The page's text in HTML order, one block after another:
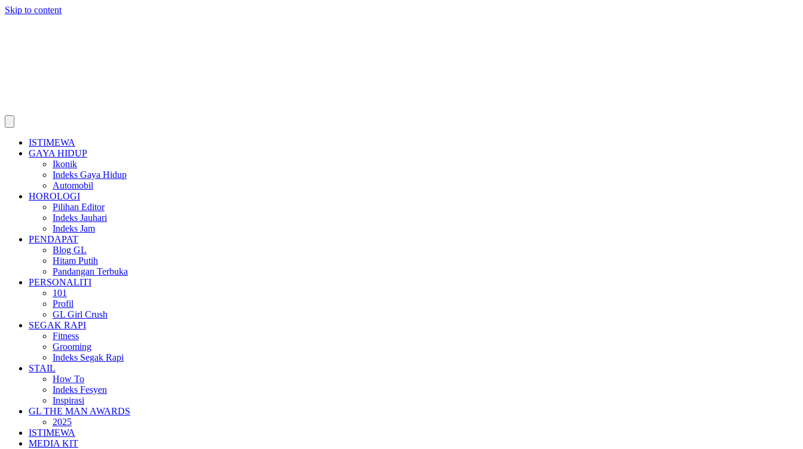
Skip to content
ISTIMEWA
GAYA HIDUP
Ikonik
Indeks Gaya Hidup
Automobil
HOROLOGI
Pilihan Editor
Indeks Jauhari
Indeks Jam
PENDAPAT
Blog GL
Hitam Putih
Pandangan Terbuka
PERSONALITI
101
Profil
GL Girl Crush
SEGAK RAPI
Fitness
Grooming
Indeks Segak Rapi
STAIL
How To
Indeks Fesyen
Inspirasi
GL THE MAN AWARDS
2025
ISTIMEWA
MEDIA KIT